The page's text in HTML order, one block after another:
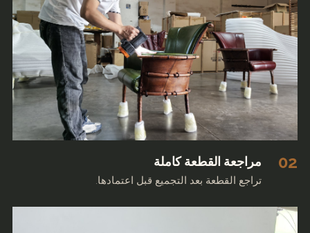
02 مراجعة القطعة كاملة
تراجع القطعة بعد التجميع قبل اعتمادها.